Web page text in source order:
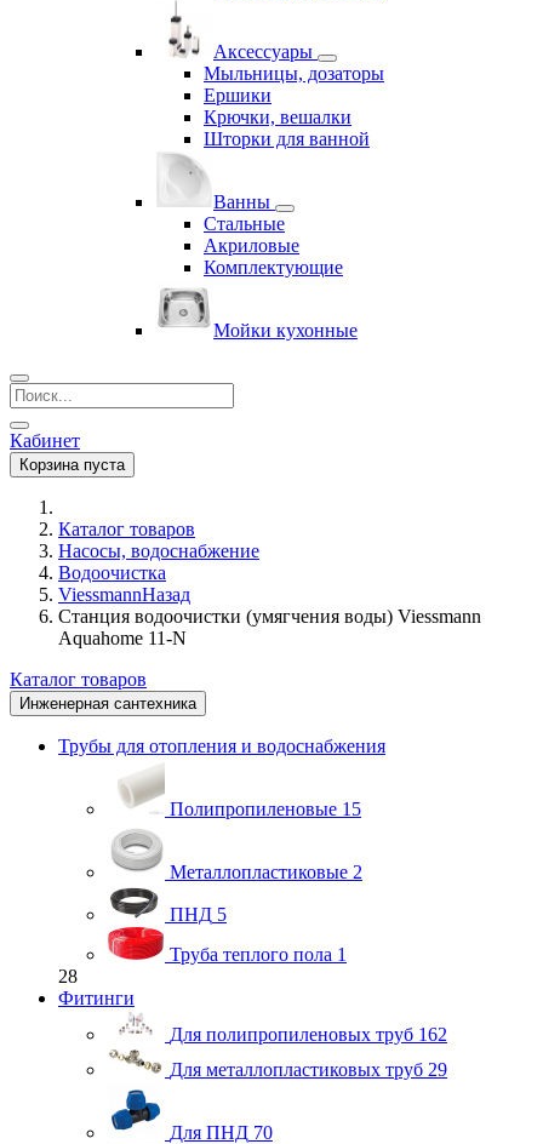
Аксессуары
Мыльницы, дозаторы
Ершики
Крючки, вешалки
Шторки для ванной
Ванны
Стальные
Акриловые
Комплектующие
Мойки кухонные
Кабинет
Корзина пуста
Каталог товаров
Насосы, водоснабжение
Водоочистка
ViessmannНазад
Станция водоочистки (умягчения воды) Viessmann
Aquahome 11‑N
Каталог товаров
Инженерная сантехника
Трубы для отопления и водоснабжения
Полипропиленовые 15
Металлопластиковые 2
ПНД 5
Труба теплого пола 1
28
Фитинги
Для полипропиленовых труб 162
Для металлопластиковых труб 29
Для ПНД 70